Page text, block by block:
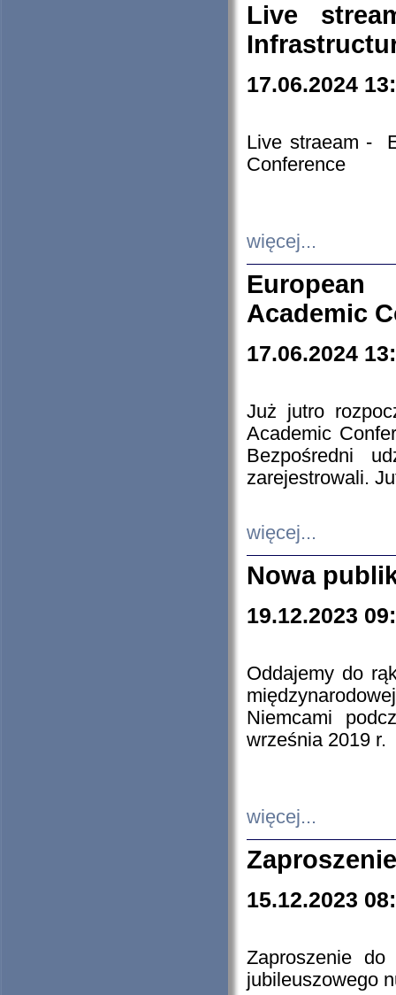
Live
17.06.2024
Live straeam -
Conference
więcej...
European
Academic
17.06.2024
Już jutro
Academic
Bezpośredni
zarejestrowali.
więcej...
Nowa
19.12.2023
Oddajemy do
Niemcami
września 2019 r.
więcej...
15.12.2023
Zaproszenie do
jubileuszowego